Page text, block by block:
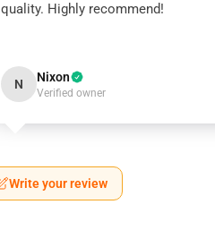
quality. Highly recommend!
N Nixon
Verified owner
Write your review